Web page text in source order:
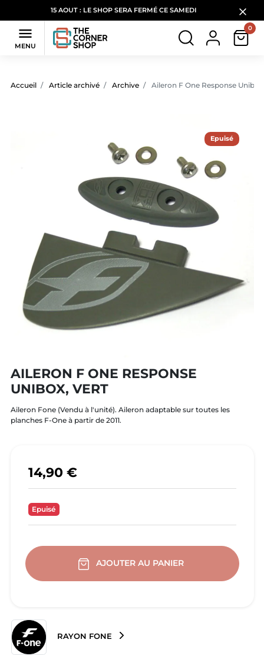
15 AOUT : LE SHOP SERA FERMÉ CE SAMEDI

MENU
0
Accueil Article archivé Archive Aileron F One Response
Epuisé
AILERON F ONE RESPONSE
UNIBOX, VERT
Aileron Fone (Vendu à l'unité). Aileron adaptable sur toutes les
planches F-One à partir de 2011.
14,90 €
Epuisé
AJOUTER AU PANIER
RAYON FONE